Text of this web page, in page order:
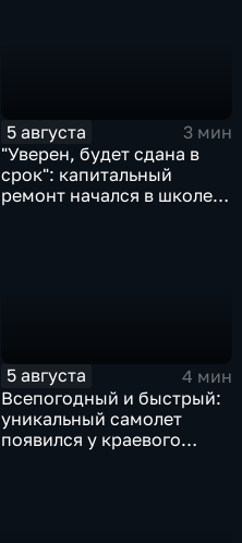
5 августа
3 мин
"Уверен, будет сдана в
срок": капитальный
ремонт начался в школе
5 августа
4 мин
Всепогодный и быстрый:
уникальный самолет
появился у краевого